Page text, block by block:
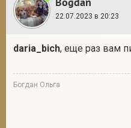
22.07.2023 в 20:23
daria_bich, еще раз вам
Богдан Ольга